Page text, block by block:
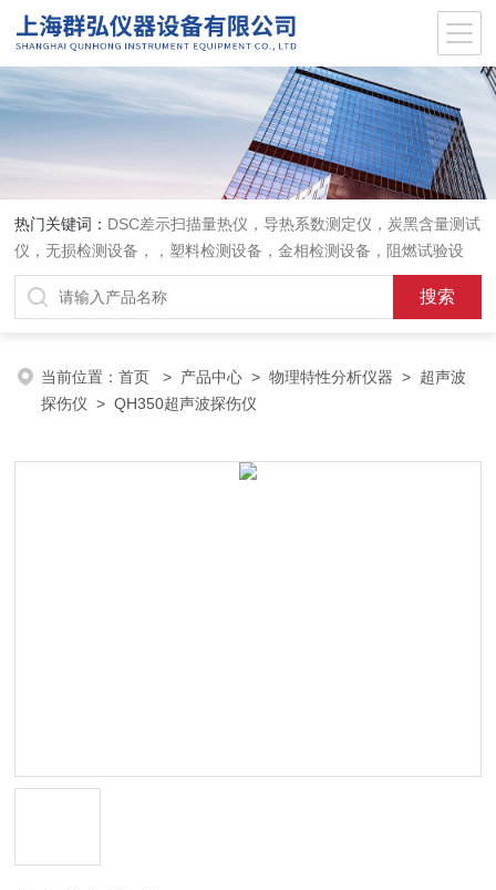
热门关键词： DSC差示扫描量热仪，导热系数测定仪，炭黑含量测试
仪，无损检测设备，，塑料检测设备，金相检测设备，阻燃试验设
备，耐环境老化设备，金属检测设备，量具量仪
当前位置：首页 > 产品中心 >物理特性分析仪器 > 超声波
探伤仪 > QH350超声波探伤仪